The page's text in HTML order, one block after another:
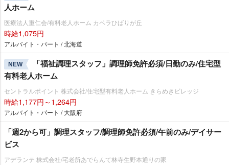
人ホーム
医療法人重仁会/有料老人ホーム カペラひばりが丘
時給1,075円
アルバイト・パート / 北海道
NEW
「福祉調理スタッフ」調理師免許必須/日勤のみ/住宅型
有料老人ホーム
セントラルポイント 株式会社/住宅型有料老人ホーム きらめきビレッジ
時給1,177円～1,264円
アルバイト・パート / 大阪府
「週2から可」調理スタッフ/調理師免許必須/午前のみ/デイサー
ビス
アデランテ 株式会社/宅老所あでらんて林寺生野本通りの家